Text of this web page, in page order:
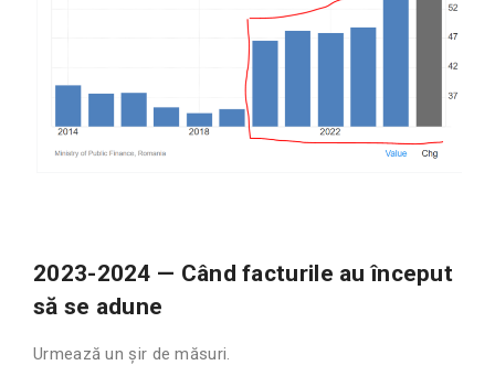
2023-2024 — Când facturile au început
să se adune
Urmează un șir de măsuri.